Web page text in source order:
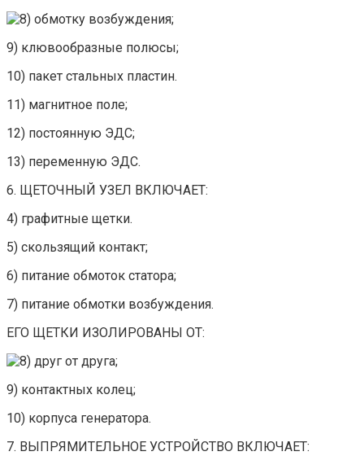
обмотку возбуждения;
9) клювообразные полюсы;
10) пакет стальных пластин.
11) магнитное поле;
12) постоянную ЭДС;
13) переменную ЭДС.
6. ЩЕТОЧНЫЙ УЗЕЛ ВКЛЮЧАЕТ:
4) графитные щетки.
5) скользящий контакт;
6) питание обмоток статора;
7) питание обмотки возбуждения.
ЕГО ЩЕТКИ ИЗОЛИРОВАНЫ ОТ:
друг от друга;
9) контактных колец;
10) корпуса генератора.
7. ВЫПРЯМИТЕЛЬНОЕ УСТРОЙСТВО ВКЛЮЧАЕТ: